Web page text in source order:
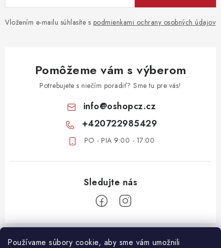
Používame súbory cookie, aby sme vám umožnili
Vložením e-mailu súhlasíte s podmienkami ochrany osobných údajov
Pomôžeme vám s výberom
Potrebujete s niečím poradiť? Sme tu pre vás!
info@oshopcz.cz
+420722985429
PO - PIA 9:00 - 17:00
Z